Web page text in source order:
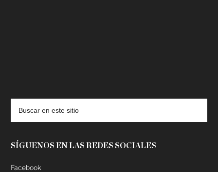
SÍGUENOS EN LAS REDES SOCIALES
Facebook